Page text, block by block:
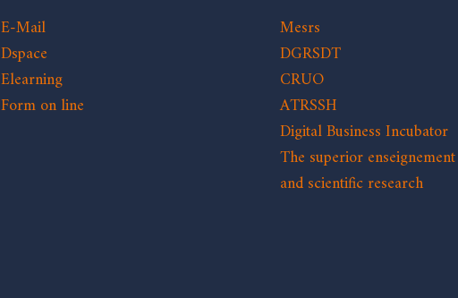
E-Mail
Dspace
Elearning
Form on line
Mesrs
DGRSDT
CRUO
ATRSSH
Digital Business Incubator
The superior
and scientific research